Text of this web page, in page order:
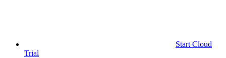
Start Cloud
Trial